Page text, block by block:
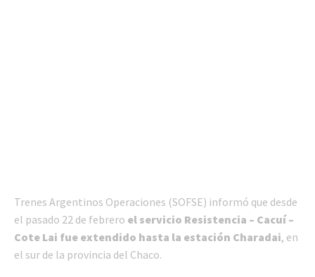
Trenes Argentinos Operaciones (SOFSE) informó que desde
el pasado 22 de febrero el servicio Resistencia – Cacuí –
Cote Lai fue extendido hasta la estación Charadai, en
el sur de la provincia del Chaco.